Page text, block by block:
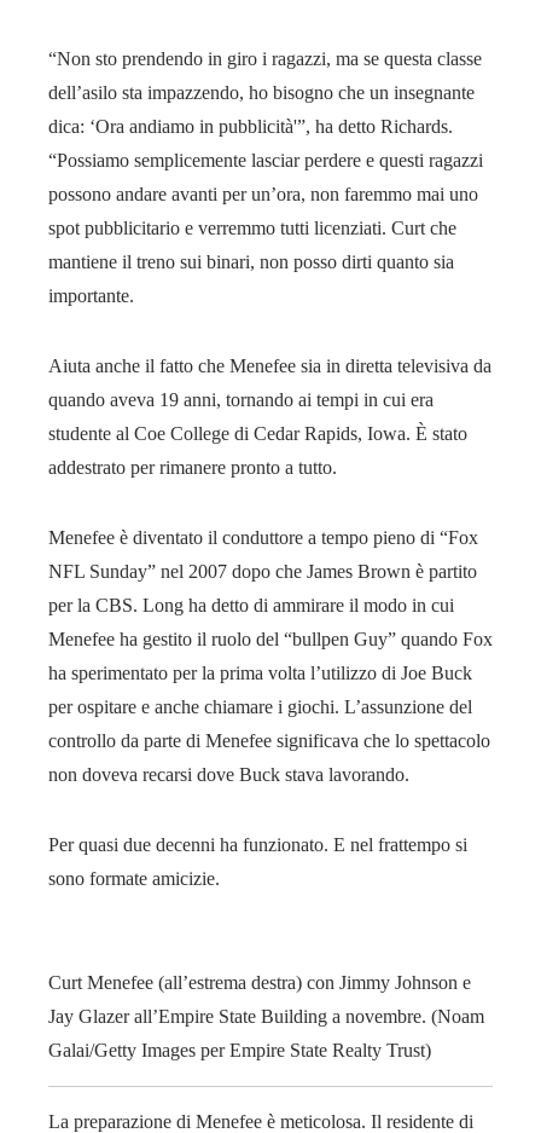
“Non sto prendendo in giro i ragazzi, ma se questa classe
dell’asilo sta impazzendo, ho bisogno che un insegnante
dica: ‘Ora andiamo in pubblicità'”, ha detto Richards.
“Possiamo semplicemente lasciar perdere e questi ragazzi
possono andare avanti per un’ora, non faremmo mai uno
spot pubblicitario e verremmo tutti licenziati. Curt che
mantiene il treno sui binari, non posso dirti quanto sia
importante.
Aiuta anche il fatto che Menefee sia in diretta televisiva da
quando aveva 19 anni, tornando ai tempi in cui era
studente al Coe College di Cedar Rapids, Iowa. È stato
addestrato per rimanere pronto a tutto.
Menefee è diventato il conduttore a tempo pieno di “Fox
NFL Sunday” nel 2007 dopo che James Brown è partito
per la CBS. Long ha detto di ammirare il modo in cui
Menefee ha gestito il ruolo del “bullpen Guy” quando Fox
ha sperimentato per la prima volta l’utilizzo di Joe Buck
per ospitare e anche chiamare i giochi. L’assunzione del
controllo da parte di Menefee significava che lo spettacolo
non doveva recarsi dove Buck stava lavorando.
Per quasi due decenni ha funzionato. E nel frattempo si
sono formate amicizie.
Curt Menefee (all’estrema destra) con Jimmy Johnson e
Jay Glazer all’Empire State Building a novembre. (Noam
Galai/Getty Images per Empire State Realty Trust)
La preparazione di Menefee è meticolosa. Il residente di